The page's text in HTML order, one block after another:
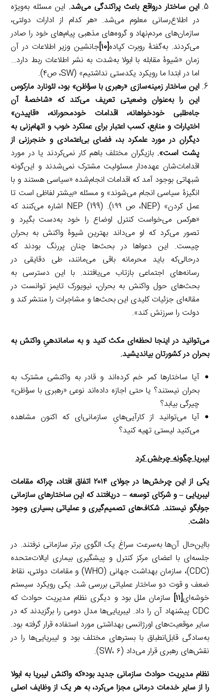
این ساختار درواقع باعث پراکندگی می‌شد. این مسئله به‌ویژه
در اطلاع‌رسانی معلوم می‌شد. «هر کدام از ادارات دولتی،
سازمان‌های مردم‌نهاد و گروه‌های مذهبی پیام‌های خود را صادر
می‌کردند. به‌گفتۀ روبرت کپاده[۱۰]
جانشین وزیر اطلاعات در آن
زمان «شیوۀ مقابله با ابولا به‌شدت به نشر اطلاعات ربط دارد…
اما در ابتدا ما رویکرد یکدستی نداشتیم» (SW، ص۴).
این ساختار زمینه‌سازی «رهبری با سؤظن» بود، لئونارد مارکوس
این را به‌عنوان وضعیتی تعریف می‌کند که «شاخصۀ آن
جاه‌طلبی خودخواهانه، اقدامات خودمحورانه، «قاپیدن»
اختیارات و منابع، کسب اعتبار برای عملکرد خوب و اتهام‌زنی به
دیگران در مورد علمکرد بد، فضای بی‌اعتمادی و خنجرزنی از
پشت است». بازیگران مختلف باهم کار نمی‌کردند یا در مورد
اقدامات‌شان عهده‌دار مسئولیت مشترک نمی‌شدند و این‌گونه
شبهاتی بوجود آمد که اقدامات انجام‌شده «سیاسی هستند و با
انگیزۀ سیاسی انجام می‌شوند» و مسئله «بیشتر لفاظی است تا
عمل کردن» (NEP، ص ۱۹۹). NEP (199) اشاره می‌کنند که
«هرکس می‌خواست کنترل اوضاع را خود به‌دست بگیرد و
تصور می‌کرد که او می‌داند بهترین شیوۀ واکنش به بحران
چیست. این دعواها در بحث‌ها چنان پررنگ بودند که
درحالی‌که باید محرمانه باقی می‌مانند، طی دقایقی در
رسانه‌های اجتماعی بازتاب می‌یافتند. با این دسترسی به
بحث‌های حول واکنش به بحران، نیویورک تایمز توانست در
مقاله‌ای جزئیات کلیدی این بحث‌ها و مشاجرات را منتشر کند و
دولت را سرزنش کند».
می‌توانید در اینجا لحظه‌ای مکث کنید و به‌ ساماندهیِ واکنش به
بحران در کشورتان بیاندیشید.
آیا ساختارها کمر خم کرده‌اند و قادر به واکنشی مشترک به
بحران نیستند؟ یا حتی اجازه داده‌اند نوعی «رهبری با سؤظن»
چیرگی بیابد؟
آیا می‌توانید از کارآیی‌هایِ سازمانی‌ای که اکنون مشاهده
می‌کنید لیستی تهیه کنید؟
لیبریا چگونه چرخش کرد
یکی از این چرخش‌ها در جولای ۲۰۱۴ اتفاق افتاد، چراکه مقامات
لیبریایی–و شرکای توسعه–دریافتند که این ساختارهای سازمانی
جوابگو نیستند. شکاف‌های تصمیم‌گیری و عملیاتی بسیاری وجود
داشت.
بااین‌حال آن‌ها به‌سرعت ‌سراغ یک الگوی برتر سازمانی نرفتند. در
جلسه‌ای با اعضای مرکز کنترل و پیشگیری بیماری ایالات‌متحده
(CDC)، سازمان بهداشت جهانی (WHO) و مقامات دولتی، نقاط
ضعف و قوت دو ساختار عملیاتی بررسی شد. یکی رویکرد سیستم
خوشه‌ای[۱۱]
سازمان ملل بود و دیگری نظام مدیریت حوادث که
CDC پیشنهاد آن را داد. لیبریایی‌ها مدل دومی را برگزیدند که در
سایر موقعیت‌های اورژانسی بهداشتی مورد استفاده قرار گرفته بود.
به‌سادگی قابل‌انطباق با بسترهای مختلف بود و لیبریایی‌ها را در
نقش‌های رهبری قرار می‌داد (SW، ۶).
نظام مدیریت حوادث سازمانی جدید بود«که واکنش لیبریا به ابولا
را از سایر خدمات درمانی مجزا می‌کرد، به هر یک از وظایف اصلی